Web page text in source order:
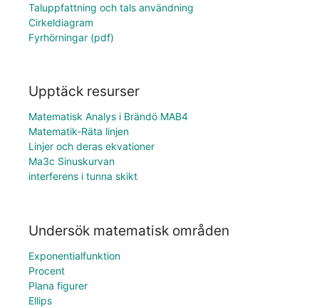
Taluppfattning och tals användning
Cirkeldiagram
Fyrhörningar (pdf)
Upptäck resurser
Matematisk Analys i Brändö MAB4
Matematik-Räta linjen
Linjer och deras ekvationer
Ma3c Sinuskurvan
interferens i tunna skikt
Undersök matematisk områden
Exponentialfunktion
Procent
Plana figurer
Ellips